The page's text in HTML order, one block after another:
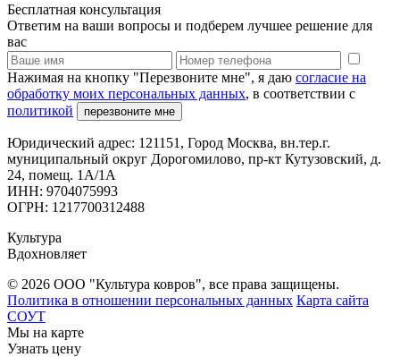
Бесплатная консультация
Ответим на ваши вопросы и подберем лучшее решение для
вас
Нажимая на кнопку "Перезвоните мне", я даю согласие на
обработку моих персональных данных, в соответствии с
политикой
перезвоните мне
Юридический адрес: 121151, Город Москва, вн.тер.г.
муниципальный округ Дорогомилово, пр-кт Кутузовский, д.
24, помещ. 1А/1А
ИНН: 9704075993
ОГРН: 1217700312488
Культура
Вдохновляет
© 2026 ООО "Культура ковров", все права защищены.
Политика в отношении персональных данных Карта сайта
СОУТ
Мы на карте
Узнать цену